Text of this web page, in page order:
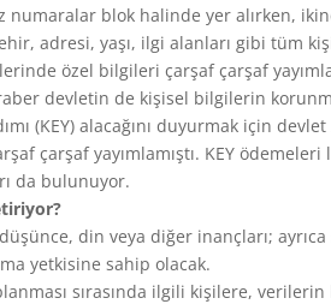
numaralar blok halinde yer alırken,
adresi, yaşı, ilgi alanları gibi tüm
özel bilgileri çarşaf çarşaf
devletin de kişisel bilgilerin
(KEY) alacağını duyurmak için
çarşaf yayımlamıştı. KEY
da bulunuyor.
din veya diğer inançları;
yetkisine sahip olacak.
sırasında ilgili kişilere,